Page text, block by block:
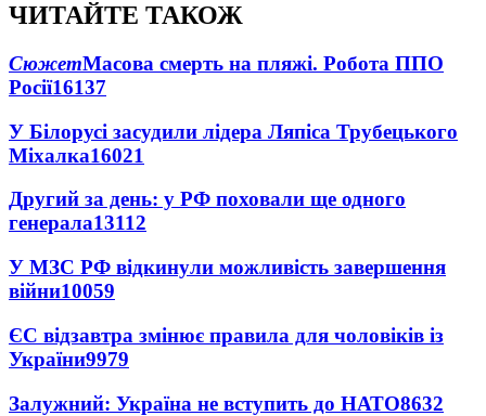
ЧИТАЙТЕ ТАКОЖ
СюжетМасова смерть на пляжі. Робота ППО
Росії16137
У Білорусі засудили лідера Ляпіса Трубецького
Міхалка16021
Другий за день: у РФ поховали ще одного
генерала13112
У МЗС РФ відкинули можливість завершення
війни10059
ЄС відзавтра змінює правила для чоловіків із
України9979
Залужний: Україна не вступить до НАТО8632